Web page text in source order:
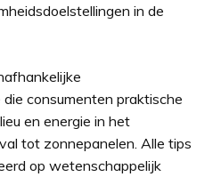
in de
consumenten praktische
en energie in het
tot zonnepanelen. Alle tips
op wetenschappelijk